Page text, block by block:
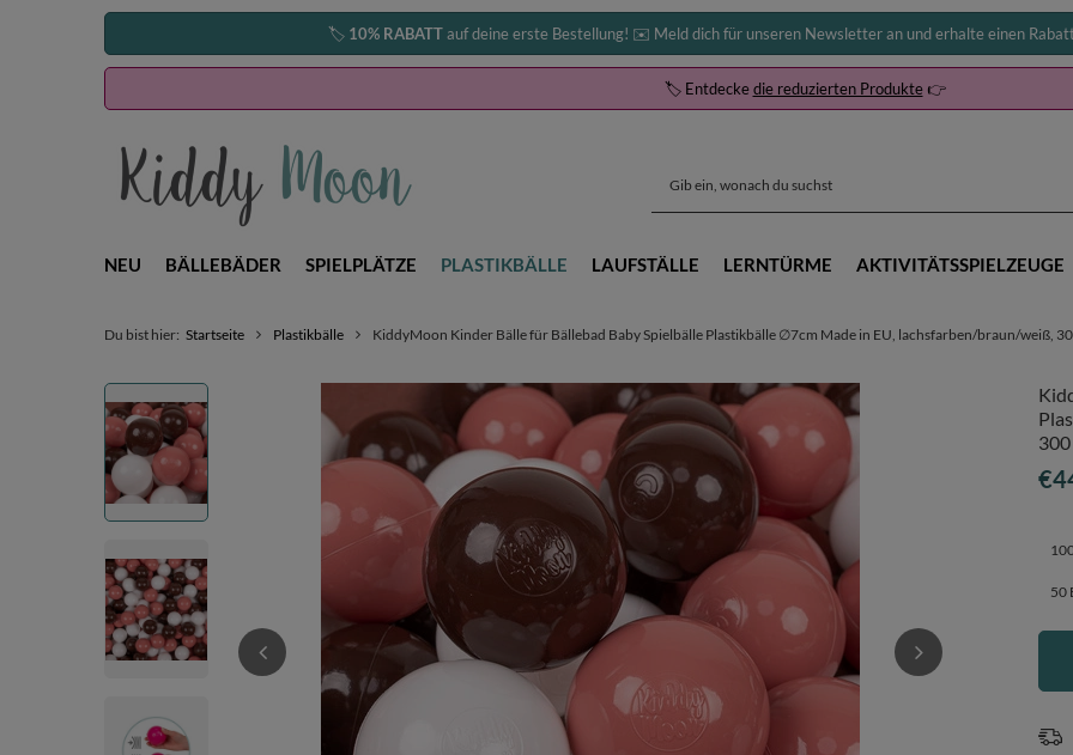
🏷️ 10% RABATTauf deine erste Bestellung! ✉️ Meld dich für unseren Newsletter an und erhalte einen
🏷️ Entdeckedie reduzierten Produkte👉
NEU BÄLLEBÄDER SPIELPLÄTZE PLASTIKBÄLLE LAUFSTÄLLE LERNTÜRME AKTIVITÄTSSPIELZEUGE
Du bist hier: Startseite Plastikbälle KiddyMoon Kinder Bälle für Bällebad Baby Spielbälle Plastikbälle ∅7cm Made in EU, lachsfarben/braun/weiß,
50